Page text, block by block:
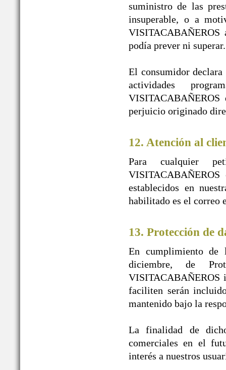
suministro de las
insuperable, o a
VISITACABAÑEROS
podía prever ni superar.
El consumidor
actividades
VISITACABAÑEROS
perjuicio originado
12. Atención al
Para cualquier
establecidos en
habilitado es el correo
13. Protección de
En cumplimiento de
diciembre, de
VISITACABAÑEROS
faciliten serán
mantenido bajo la
La finalidad de
comerciales en el
interés a nuestros